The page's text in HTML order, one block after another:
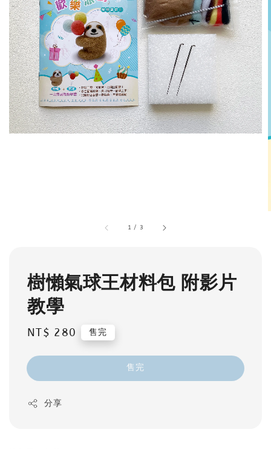
1 / 3
樹懶氣球王材料包 附影片
教學
Regular
NT$ 280 售完
售完
分享